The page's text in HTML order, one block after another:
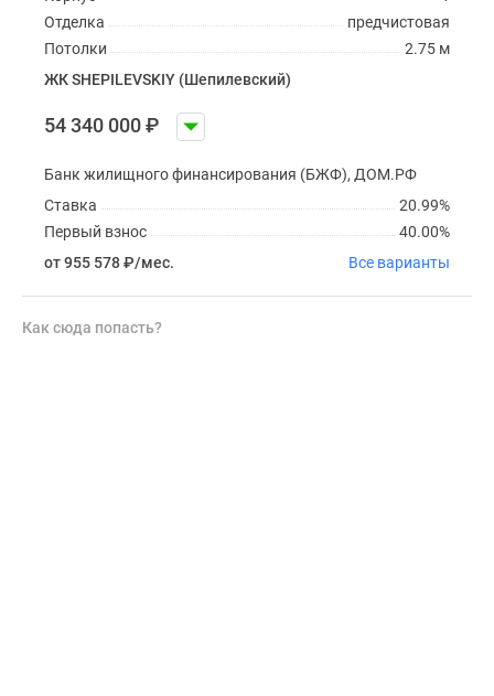
предчистовая
Отделка
2.75 м
Потолки
ЖК SHEPILEVSKIY (Шепилевский)
54 340 000₽
Банк жилищного финансирования (БЖФ), ДОМ.РФ
20.99%
Ставка
40.00%
Первый взнос
от 955 578₽/мес. Все варианты
Как сюда попасть?